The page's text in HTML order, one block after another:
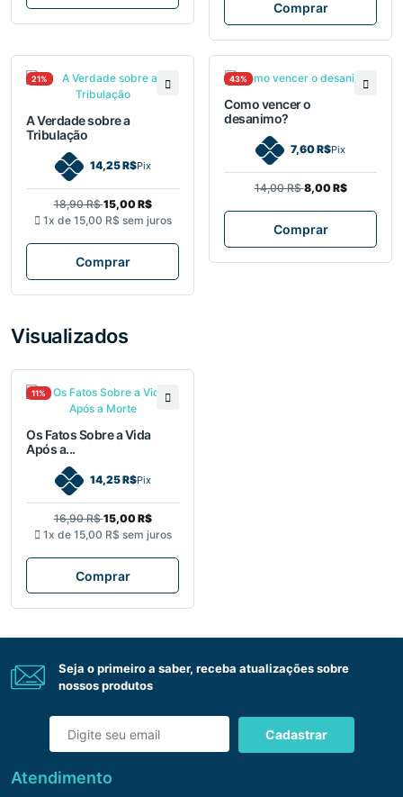
Comprar
21%
A Verdade sobre a
Tribulação
14,25 R$Pix
18,90 R$15,00 R$
1x de 15,00 R$ sem juros
Comprar
43%
Como vencer o
desanimo?
7,60 R$Pix
14,00 R$8,00 R$
Comprar
Visualizados
11%
Os Fatos Sobre a Vida
Após a...
14,25 R$Pix
16,90 R$15,00 R$
1x de 15,00 R$ sem juros
Comprar
Seja o primeiro a saber, receba atualizações sobre
nossos produtos
Cadastrar
Atendimento